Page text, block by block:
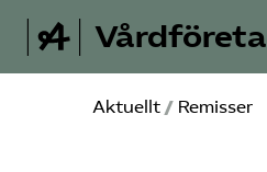
Aktuellt / Remisser